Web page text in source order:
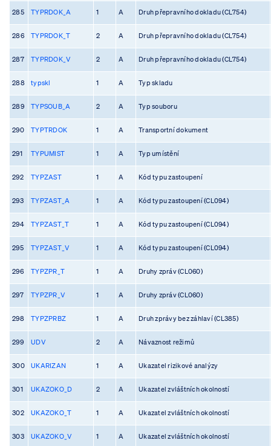
285 TYPRDOK_A 1 A Druh přepravního dokladu (CL754)
286 TYPRDOK_T 2 A Druh přepravního dokladu (CL754)
287 TYPRDOK_V 2 A Druh přepravního dokladu (CL754)
288 typskl 1 A Typ skladu
289 TYPSOUB_A 2 A Typ souboru
290 TYPTRDOK 1 A Transportní dokument
291 TYPUMIST 1 A Typ umístění
292 TYPZAST 1 A Kód typu zastoupení
293 TYPZAST_A 1 A Kód typu zastoupení (CL094)
294 TYPZAST_T 1 A Kód typu zastoupení (CL094)
295 TYPZAST_V 1 A Kód typu zastoupení (CL094)
296 TYPZPR_T 1 A Druhy zpráv (CL060)
297 TYPZPR_V 1 A Druhy zpráv (CL060)
298 TYPZPRBZ 1 A Druh zprávy bez záhlaví (CL385)
299 UDV 2 A Návaznost režimů
300 UKARIZAN 1 A Ukazatel rizikové analýzy
301 UKAZOKO_D 2 A Ukazatel zvláštních okolností
302 UKAZOKO_T 1 A Ukazatel zvláštních okolností
303 UKAZOKO_V 1 A Ukazatel zvláštních okolností